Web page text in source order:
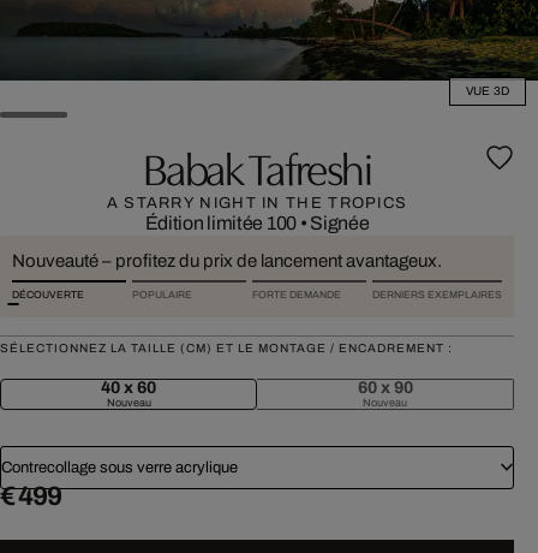
VUE 3D
Babak Tafreshi
A STARRY NIGHT IN THE TROPICS
Édition limitée 100 • Signée
Nouveauté – profitez du prix de lancement avantageux.
DÉCOUVERTE POPULAIRE FORTE DEMANDE DERNIERS EXEMPLAIRES
SÉLECTIONNEZ LA TAILLE (CM) ET LE MONTAGE / ENCADREMENT :
40 x 60
Nouveau
60 x 90
Nouveau
Contrecollage sous verre acrylique
€ 499